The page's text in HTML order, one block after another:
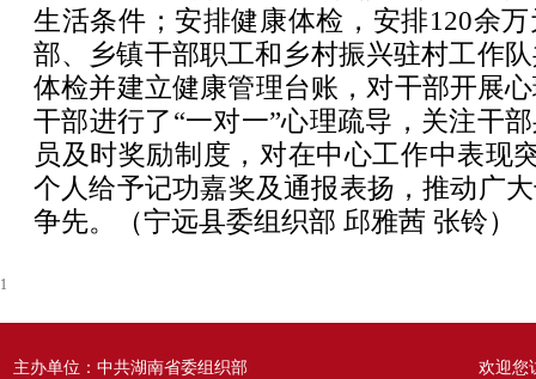
生活条件；安排健康体检，安排120余
部、乡镇干部职工和乡村振兴驻村工作
体检并建立健康管理台账，对干部开展
干部进行了“一对一”心理疏导，关注干
员及时奖励制度，对在中心工作中表现
个人给予记功嘉奖及通报表扬，推动广
争先。（宁远县委组织部 邱雅茜 张铃）
1
主办单位：中共湖南省委组织部
欢迎您